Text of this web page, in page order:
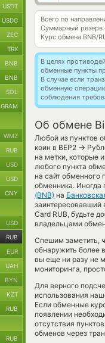
Всего по
Суммарный резерв
Курс обмена BNB/
В целях
обменные пункты
В случае если
обменную
соблюдения
Об обмене
Любой из пунктов
коин в BEP2 →
на метки, которые
любого пункта
на сайт обменного
обменника. Иногда
(BNB) на
заинтересовавший
Card RUB, будьте
владельцами
Спешим заметить,
обнаружить более
вы еще ни разу не
мониторинга,
Для верного
использования
Если обменные
появлении
отсутствия
обменов через
USDT
USDC
ZEC
TRX
BNB
BNB
SOL
GRAM
WMZ
RUB
USD
USD
CNY
USD
RUB
EUR
UAH
BYN
KZT
RUB
RUB